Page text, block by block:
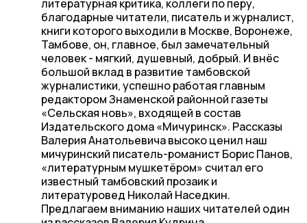
литературная критика, коллеги по перу,
благодарные читатели, писатель и журналист,
книги которого выходили в Москве, Воронеже,
Тамбове, он, главное, был замечательный
человек - мягкий, душевный, добрый. И внёс
большой вклад в развитие тамбовской
журналистики, успешно работая главным
редактором Знаменской районной газеты
«Сельская новь», входящей в состав
Издательского дома «Мичуринск». Рассказы
Валерия Анатольевича высоко ценил наш
мичуринский писатель-романист Борис Панов,
«литературным мушкетёром» считал его
известный тамбовский прозаик и
литературовед Николай Наседкин.
Предлагаем вниманию наших читателей один